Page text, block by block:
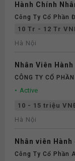
Hành Chính
Công Ty Cổ Phần
10 Tr - 12 Tr
Hà Nội
Nhân Viên
CÔNG TY CỔ
Active
10 - 15 triệu
Hà Nội
Nhân viên
Công Ty Cổ Phần